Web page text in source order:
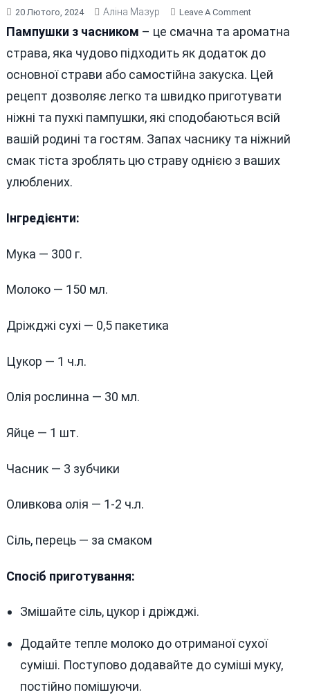
20 Лютого, 2024 Аліна Мазур Leave A CommentOn
ПАМПУШКИ
ЧАСНИКОМ
Пампушки з часником – це смачна та ароматна
страва, яка чудово підходить як додаток до
основної страви або самостійна закуска. Цей
рецепт дозволяє легко та швидко приготувати
ніжні та пухкі пампушки, які сподобаються всій
вашій родині та гостям. Запах часнику та ніжний
смак тіста зроблять цю страву однією з ваших
улюблених.
Інгредієнти:
Мука — 300 г.
Молоко — 150 мл.
Дріжджі сухі — 0,5 пакетика
Цукор — 1 ч.л.
Олія рослинна — 30 мл.
Яйце — 1 шт.
Часник — 3 зубчики
Оливкова олія — 1-2 ч.л.
Сіль, перець — за смаком
Спосіб приготування:
Змішайте сіль, цукор і дріжджі.
Додайте тепле молоко до отриманої сухої
суміші. Поступово додавайте до суміші муку,
постійно помішуючи.